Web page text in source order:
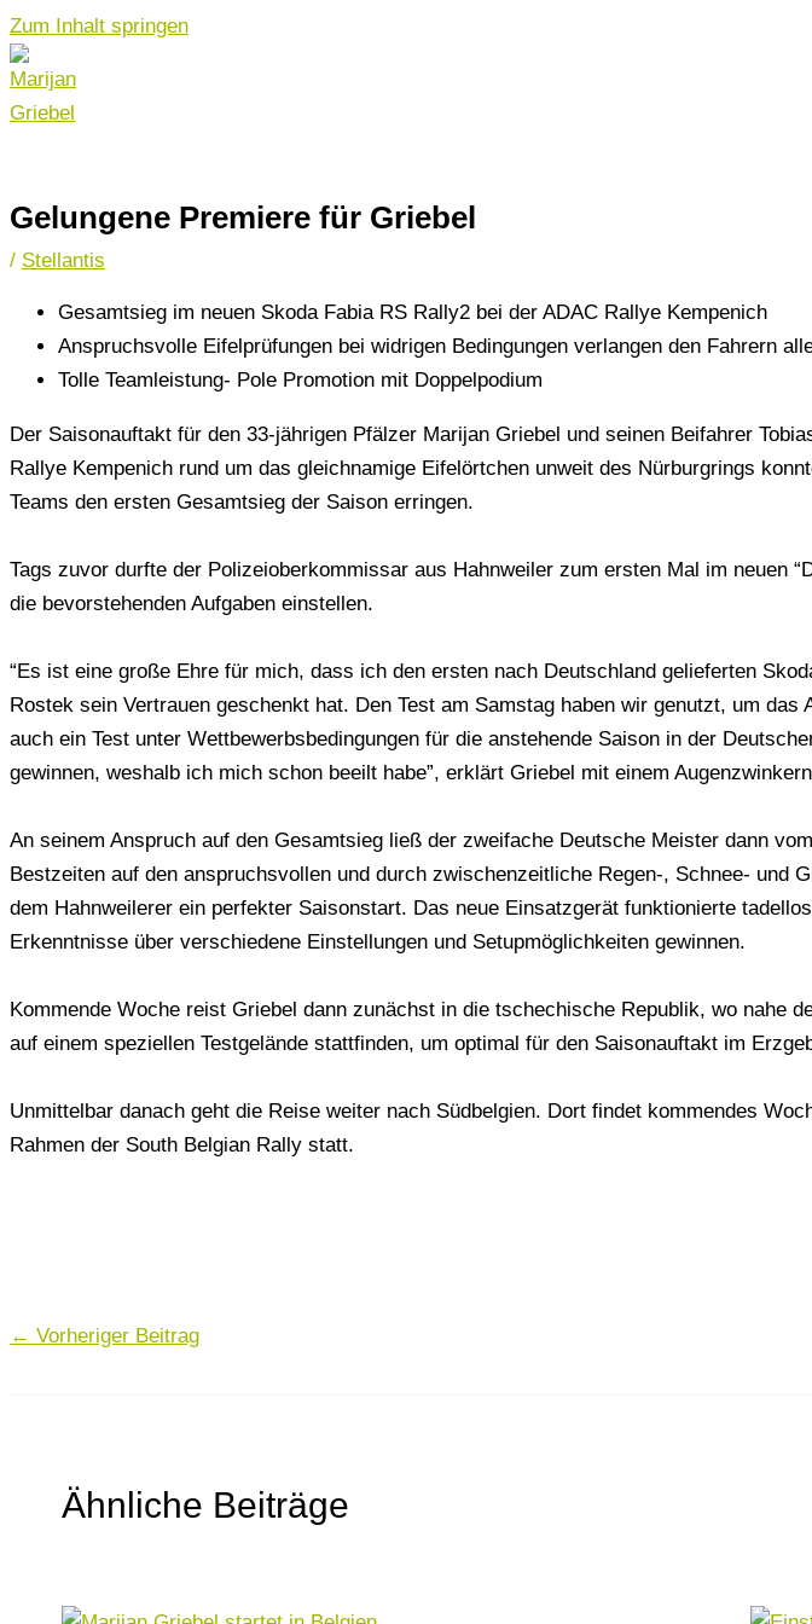
Zum Inhalt springen
Gelungene Premiere für Griebel
/ Stellantis
Gesamtsieg im neuen Skoda Fabia RS Rally2 bei der ADAC Rallye Kempenich
Anspruchsvolle Eifelprüfungen bei widrigen Bedingungen verlangen den Fahrern
Tolle Teamleistung- Pole Promotion mit Doppelpodium
Der Saisonauftakt für den 33-jährigen Pfälzer Marijan Griebel und seinen Beifahrer
Rallye Kempenich rund um das gleichnamige Eifelörtchen unweit des Nürburgrings
Teams den ersten Gesamtsieg der Saison erringen.
Tags zuvor durfte der Polizeioberkommissar aus Hahnweiler zum ersten Mal im neuen
die bevorstehenden Aufgaben einstellen.
“Es ist eine große Ehre für mich, dass ich den ersten nach Deutschland gelieferten
Rostek sein Vertrauen geschenkt hat. Den Test am Samstag haben wir genutzt, um
auch ein Test unter Wettbewerbsbedingungen für die anstehende Saison in der
gewinnen, weshalb ich mich schon beeilt habe”, erklärt Griebel mit einem
An seinem Anspruch auf den Gesamtsieg ließ der zweifache Deutsche Meister dann
Bestzeiten auf den anspruchsvollen und durch zwischenzeitliche Regen-, Schnee- und
dem Hahnweilerer ein perfekter Saisonstart. Das neue Einsatzgerät funktionierte
Erkenntnisse über verschiedene Einstellungen und Setupmöglichkeiten gewinnen.
Kommende Woche reist Griebel dann zunächst in die tschechische Republik, wo nahe
auf einem speziellen Testgelände stattfinden, um optimal für den Saisonauftakt im
Unmittelbar danach geht die Reise weiter nach Südbelgien. Dort findet kommendes
Rahmen der South Belgian Rally statt.
← Vorheriger Beitrag
Ähnliche Beiträge